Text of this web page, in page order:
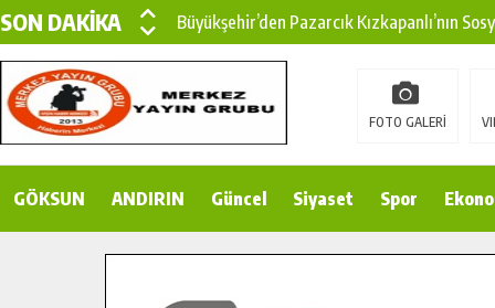
SON DAKİKA
Büyükşehir’den Pazarcık Kızkapanlı’nın
Büyükşehir’den Pazarcık Kırsalına Modern
Çin’den KSÜ’ye Uluslararası Başarı:
Gençler Pusula Maraş Kampında Yeni
FOTO GALERİ
GÖKSUN ANDIRIN Güncel Siyaset Spor